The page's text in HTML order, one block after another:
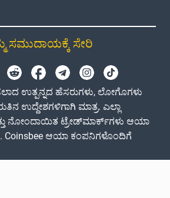
ಸಮುದಾಯಕ್ಕೆ ಸೇರಿ
ಉತ್ಪನ್ನದ ಹೆಸರುಗಳು, ಲೋಗೊಗಳು
ಉದ್ದೇಶಗಳಿಗಾಗಿ ಮಾತ್ರ. ಎಲ್ಲಾ
ನೋಂದಾಯಿತ ಟ್ರೇಡ್‌ಮಾರ್ಕ್‌ಗಳು ಆಯಾ
Coinsbee ಆಯಾ ಕಂಪನಿಗಳೊಂದಿಗೆ